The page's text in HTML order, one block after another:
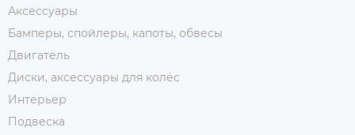
Аксессуары
Бамперы, спойлеры, капоты, обвесы
Двигатель
Диски, аксессуары для колёс
Интерьер
Подвеска